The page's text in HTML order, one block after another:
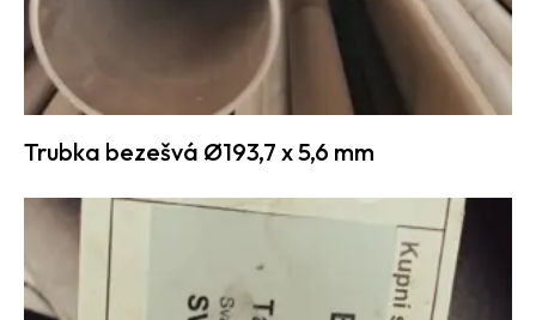
Trubka bezešvá Ø193,7 x 5,6 mm